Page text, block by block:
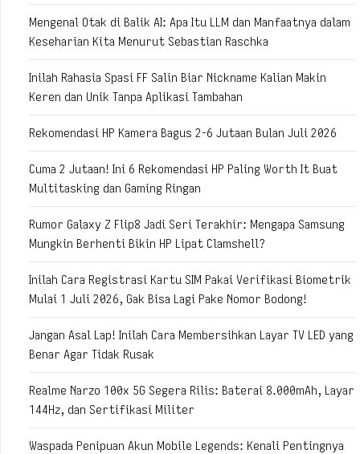
Mengenal Otak di Balik AI: Apa Itu LLM dan Manfaatnya dalam
Keseharian Kita Menurut Sebastian Raschka
Inilah Rahasia Spasi FF Salin Biar Nickname Kalian Makin
Keren dan Unik Tanpa Aplikasi Tambahan
Rekomendasi HP Kamera Bagus 2-6 Jutaan Bulan Juli 2026
Cuma 2 Jutaan! Ini 6 Rekomendasi HP Paling Worth It Buat
Multitasking dan Gaming Ringan
Rumor Galaxy Z Flip8 Jadi Seri Terakhir: Mengapa Samsung
Mungkin Berhenti Bikin HP Lipat Clamshell?
Inilah Cara Registrasi Kartu SIM Pakai Verifikasi Biometrik
Mulai 1 Juli 2026, Gak Bisa Lagi Pake Nomor Bodong!
Jangan Asal Lap! Inilah Cara Membersihkan Layar TV LED yang
Benar Agar Tidak Rusak
Realme Narzo 100x 5G Segera Rilis: Baterai 8.000mAh, Layar
144Hz, dan Sertifikasi Militer
Waspada Penipuan Akun Mobile Legends: Kenali Pentingnya